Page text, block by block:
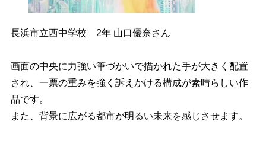
長浜市立西中学校 2年 山口優奈さん
画面の中央に力強い筆づかいで描かれた手が大きく配置
され、一票の重みを強く訴えかける構成が素晴らしい作
品です。
また、背景に広がる都市が明るい未来を感じさせます。